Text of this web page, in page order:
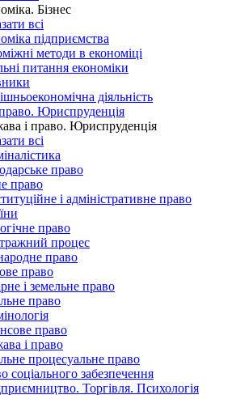
Бізнес
всі
підприємства
методи в економіці
питання економіки
діяльність
Юриспруденція
і право. Юриспруденція
всі
право
право
і адміністративне право
право
процес
право
право
і земельне право
право
право
і право
процесуальне право
соціального забезпечення
Торгівля. Психологія